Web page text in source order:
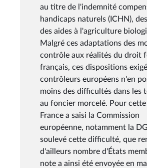
au titre de l'indemnité
handicaps naturels (ICHN),
des aides à l'agriculture
Malgré ces adaptations des
contrôle aux réalités du droit
français, ces dispositions
contrôleurs européens n'en
moins des difficultés dans les
au foncier morcelé. Pour cette
France a saisi la Commission
européenne, notamment la
soulevé cette difficulté, que
d'ailleurs nombre d'États
note a ainsi été envoyée en